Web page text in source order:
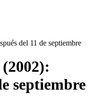
del 11 de septiembre
septiembre